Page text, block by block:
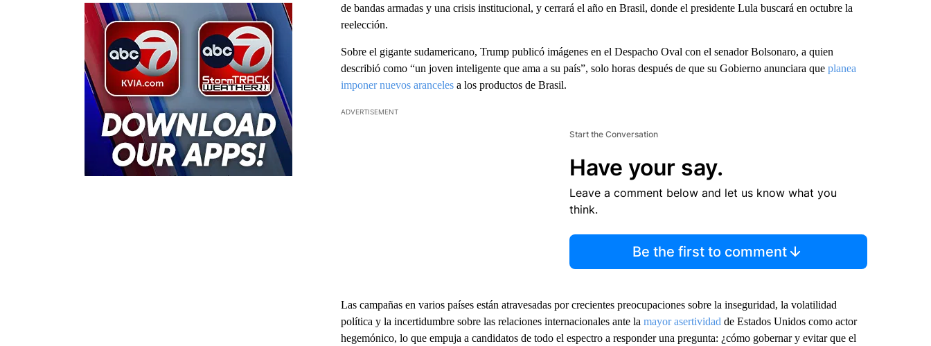
de bandas armadas y una crisis institucional, y cerrará el año en Brasil, donde el presidente Lula buscará en octubre la
reelección.
Sobre el gigante sudamericano, Trump publicó imágenes en el Despacho Oval con el senador Bolsonaro, a quien
describió como “un joven inteligente que ama a su país”, solo horas después de que su Gobierno anunciara que planea
imponer nuevos arancelesa los productos de Brasil.
ADVERTISEMENT
Start the Conversation
Have your say.
Leave a comment below and let us know what you
think.
Be the first to comment
Las campañas en varios países están atravesadas por crecientes preocupaciones sobre la inseguridad, la volatilidad
política y la incertidumbre sobre las relaciones internacionales ante la mayor asertividad de Estados Unidos como actor
hegemónico, lo que empuja a candidatos de todo el espectro a responder una pregunta: ¿cómo gobernar y evitar que el